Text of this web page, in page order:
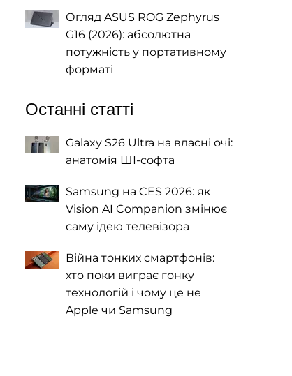
Огляд ASUS ROG Zephyrus
G16 (2026): абсолютна
потужність у портативному
форматі
Останні статті
Galaxy S26 Ultra на власні очі:
анатомія ШІ-софта
Samsung на CES 2026: як
Vision AI Companion змінює
саму ідею телевізора
Війна тонких смартфонів:
хто поки виграє гонку
технологій і чому це не
Apple чи Samsung